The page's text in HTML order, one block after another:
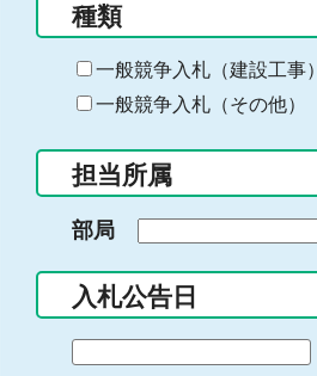
る
キ
ー
ー
入
力
種類
一般競争入札（建設工事）
一般競争入札（その他）
担当所属
部局
入札公告日